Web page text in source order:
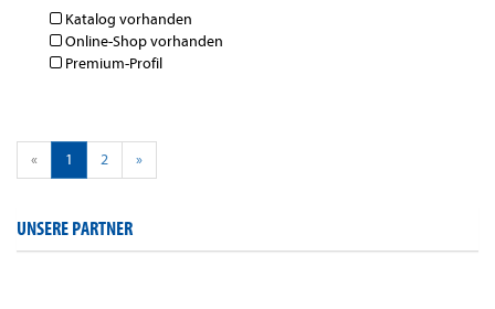
Katalog vorhanden
Online-Shop vorhanden
Premium-Profil
« 1 2 »
UNSERE PARTNER